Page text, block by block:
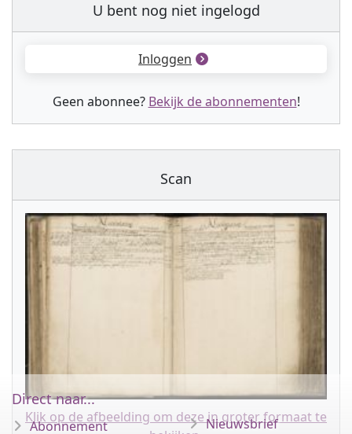
U bent nog niet ingelogd
Inloggen
Geen abonnee? Bekijk de abonnementen!
Scan
Klik op de afbeelding om deze in groter formaat te
Direct naar...
Abonnement Nieuwsbrief